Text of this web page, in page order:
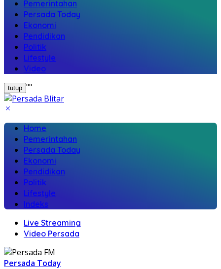
Pemerintahan
Persada Today
Ekonomi
Pendidikan
Politik
Lifestyle
Video
tutup ""
Home
Pemerintahan
Persada Today
Ekonomi
Pendidikan
Politik
Lifestyle
Indeks
Live Streaming
Video Persada
Persada Today